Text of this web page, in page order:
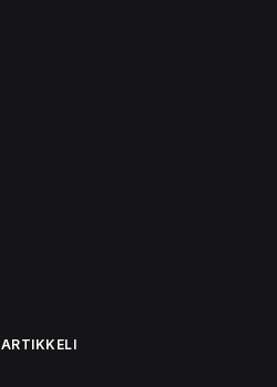
ARTIKKELI